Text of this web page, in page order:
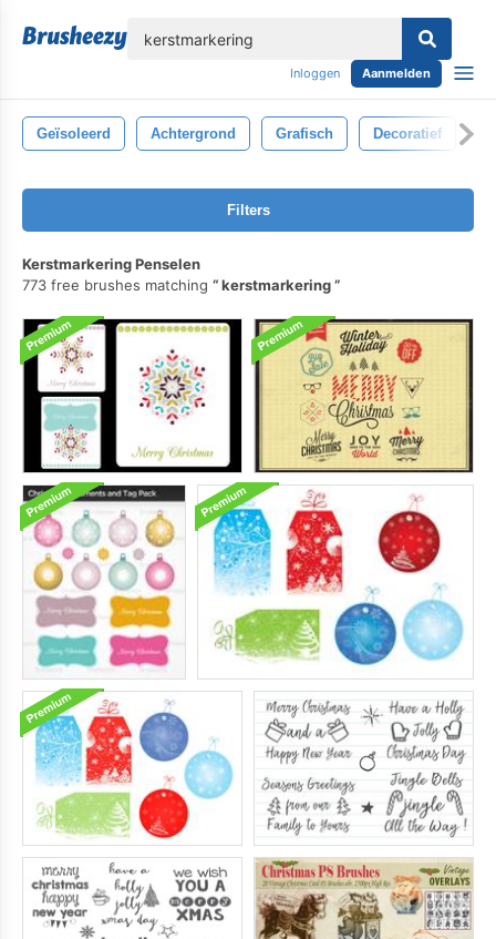
Inloggen Aanmelden
Geïsoleerd Achtergrond Grafisch Decoratief
Filters
Kerstmarkering Penselen
773 free brushes matching
kerstmarkering